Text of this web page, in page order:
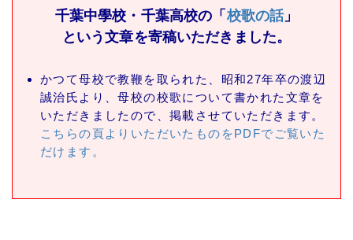
千葉中學校・千葉高校の「校歌の話」
という文章を寄稿いただきました。
かつて母校で教鞭を取られた、昭和27年卒の渡辺
誠治氏より、母校の校歌について書かれた文章を
いただきましたので、掲載させていただきます。
こちらの頁よりいただいたものをPDFでご覧いた
だけます。